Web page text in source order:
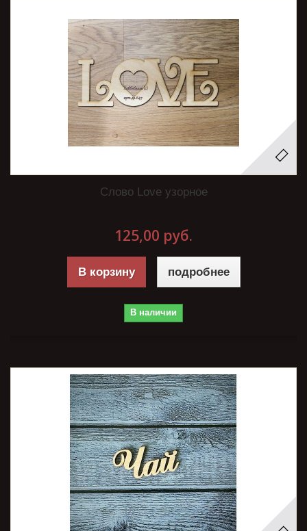
Слово Love узорное
125,00 руб.
В корзину подробнее
В наличии